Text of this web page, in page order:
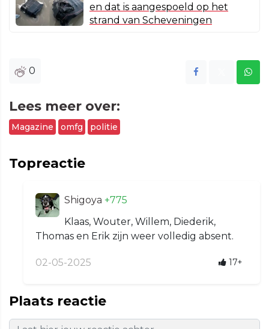
en dat is aangespoeld op het
strand van Scheveningen
0
Lees meer over:
Magazine omfg politie
Topreactie
Shigoya +775
Klaas, Wouter, Willem, Diederik,
Thomas en Erik zijn weer volledig absent.
02-05-2025 17+
Plaats reactie